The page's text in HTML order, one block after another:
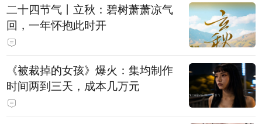
二十四节气丨立秋：碧树萧萧凉气
回，一年怀抱此时开
《被裁掉的女孩》爆火：集均制作
时间两到三天，成本几万元